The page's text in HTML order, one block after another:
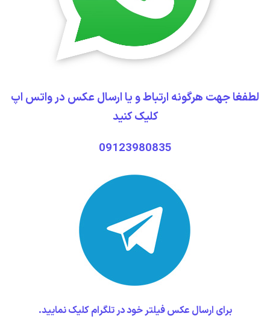
لطفغا جهت هرگونه ارتباط و یا ارسال عکس در واتس اپ
کلیک کنید
09123980835
برای ارسال عکس فیلتر خود در تلگرام کلیک نمایید.